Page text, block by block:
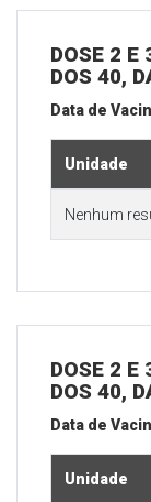
DOSE 2 E
DOS 40,
Data de
Unidade
Nenhum
DOSE 2 E
DOS 40,
Data de
Unidade